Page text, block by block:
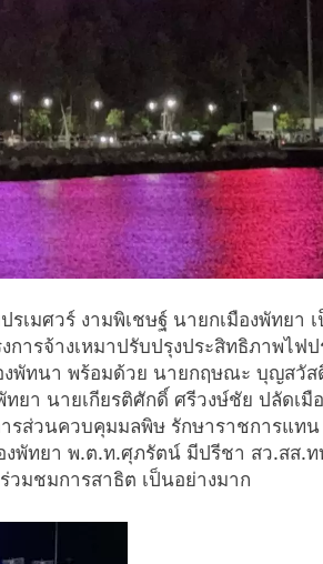
เมศวร์ งามพิเชษฐ์ นายกเมืองพัทยา
การจ้างเหมาปรับปรุงประสิทธิภาพไฟป
งพัทนา พร้อมด้วย นายกฤษณะ บุญสวัส
ยา นายเกียรติศักดิ์ ศรีวงษ์ชัย ปลัดเมื
รส่วนควบคุมมลพิษ รักษาราชการแท
พัทยา พ.ต.ท.ศุภรัตน์ มีปรีชา สว.สส.
วมชมการสาธิต เป็นอย่างมาก